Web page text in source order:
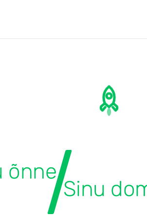
õnne
Sinu